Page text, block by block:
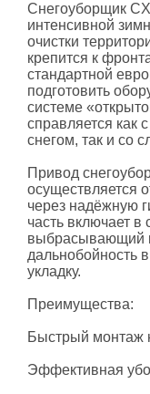
Снегоуборщик
интенсивной
очистки
крепится к
стандартной
подготовить
системе
справляется
снегом, так и со
Привод
осуществляется
через надёжную
часть включает
выбрасывающий
дальнобойность
укладку.
Преимущества:
Быстрый монтаж
Эффективная